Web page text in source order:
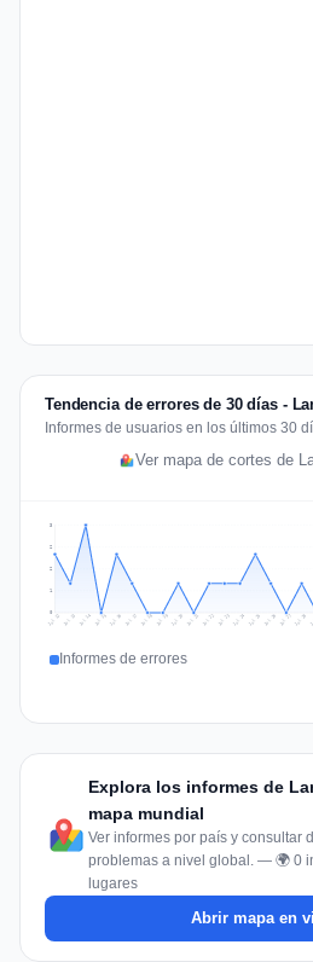
Tendencia de errores de 30 días -
Informes de usuarios en los últimos 30
Ver mapa de cortes de
1
2
2
3
Jul 12 Jul 13 Jul 14 Jul 15 Jul 16 Jul 17 Jul 18 Jul 19 Jul 20 Jul 21 Jul 22 Jul 23 Jul 24 Jul 25 Jul 26 Jul 27 Jul 28
Informes de errores
Explora los informes de
mapa mundial
Ver informes por país y consultar
problemas a nivel global. — 🌍 0
lugares
Abrir mapa en